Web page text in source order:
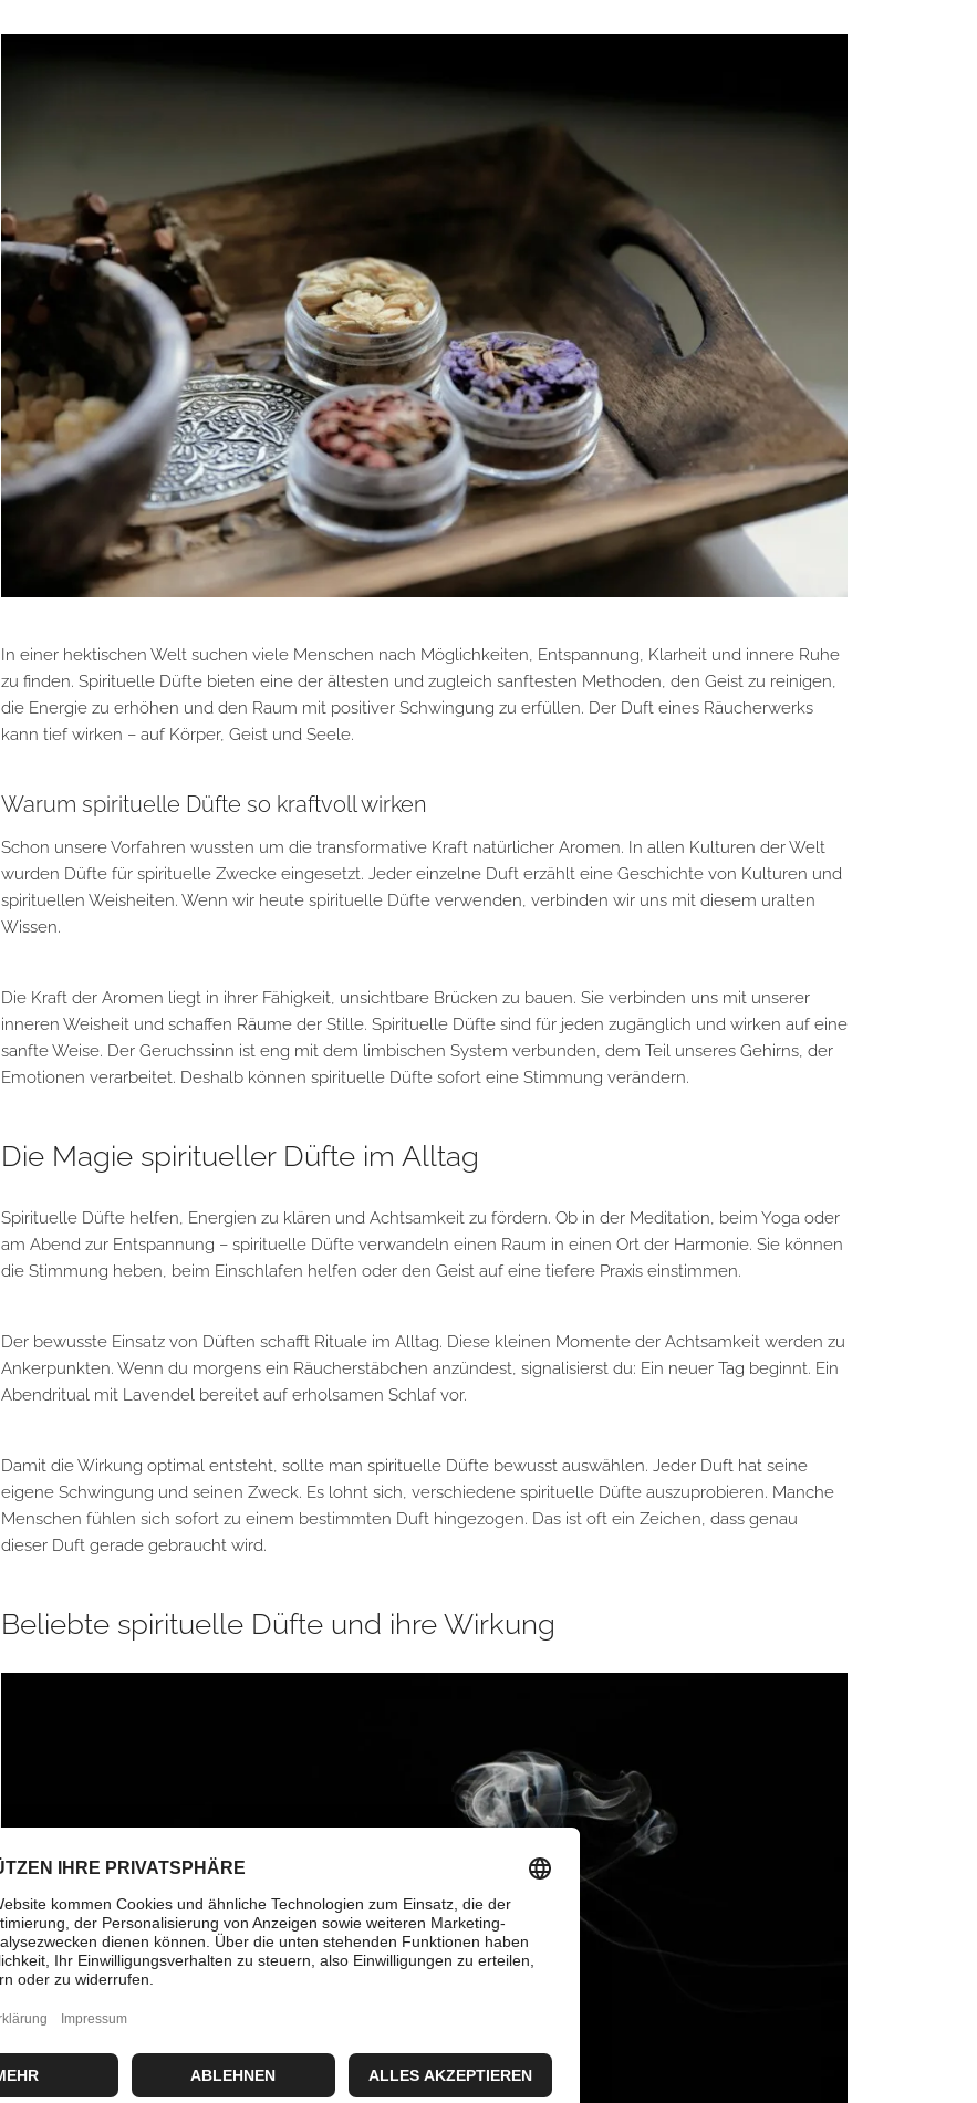
In einer hektischen Welt suchen viele Menschen nach Möglichkeiten, Entspannung, Klarheit und innere Ruhe
zu finden. Spirituelle Düfte bieten eine der ältesten und zugleich sanftesten Methoden, den Geist zu reinigen,
die Energie zu erhöhen und den Raum mit positiver Schwingung zu erfüllen. Der Duft eines Räucherwerks
kann tief wirken – auf Körper, Geist und Seele.
Warum spirituelle Düfte so kraftvoll wirken
Schon unsere Vorfahren wussten um die transformative Kraft natürlicher Aromen. In allen Kulturen der Welt
wurden Düfte für spirituelle Zwecke eingesetzt. Jeder einzelne Duft erzählt eine Geschichte von Kulturen und
spirituellen Weisheiten. Wenn wir heute spirituelle Düfte verwenden, verbinden wir uns mit diesem uralten
Wissen.
Die Kraft der Aromen liegt in ihrer Fähigkeit, unsichtbare Brücken zu bauen. Sie verbinden uns mit unserer
inneren Weisheit und schaffen Räume der Stille. Spirituelle Düfte sind für jeden zugänglich und wirken auf eine
sanfte Weise. Der Geruchssinn ist eng mit dem limbischen System verbunden, dem Teil unseres Gehirns, der
Emotionen verarbeitet. Deshalb können spirituelle Düfte sofort eine Stimmung verändern.
Die Magie spiritueller Düfte im Alltag
Spirituelle Düfte helfen, Energien zu klären und Achtsamkeit zu fördern. Ob in der Meditation, beim Yoga oder
am Abend zur Entspannung – spirituelle Düfte verwandeln einen Raum in einen Ort der Harmonie. Sie können
die Stimmung heben, beim Einschlafen helfen oder den Geist auf eine tiefere Praxis einstimmen.
Der bewusste Einsatz von Düften schafft Rituale im Alltag. Diese kleinen Momente der Achtsamkeit werden zu
Ankerpunkten. Wenn du morgens ein Räucherstäbchen anzündest, signalisierst du: Ein neuer Tag beginnt. Ein
Abendritual mit Lavendel bereitet auf erholsamen Schlaf vor.
Damit die Wirkung optimal entsteht, sollte man spirituelle Düfte bewusst auswählen. Jeder Duft hat seine
eigene Schwingung und seinen Zweck. Es lohnt sich, verschiedene spirituelle Düfte auszuprobieren. Manche
Menschen fühlen sich sofort zu einem bestimmten Duft hingezogen. Das ist oft ein Zeichen, dass genau
dieser Duft gerade gebraucht wird.
Beliebte spirituelle Düfte und ihre Wirkung